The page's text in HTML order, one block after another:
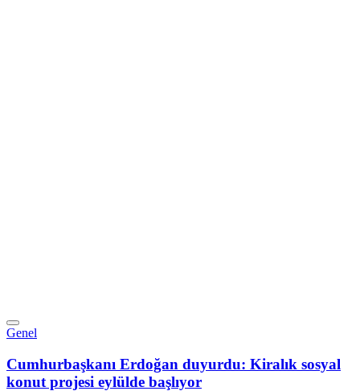
Genel
Cumhurbaşkanı Erdoğan duyurdu: Kiralık sosyal
konut projesi eylülde başlıyor